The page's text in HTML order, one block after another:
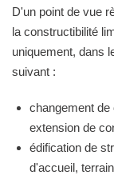
D'un point de vue
la constructibilité
uniquement, dans
suivant :
changement de
extension de
édification de
d'accueil,